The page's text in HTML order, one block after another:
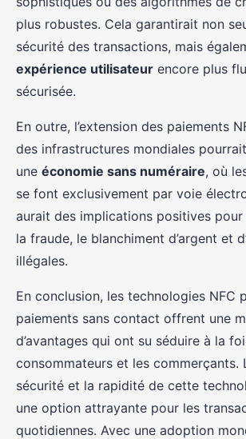
plus robustes. Cela garantirait non
sécurité des transactions, mais
expérience utilisateur encore plus
sécurisée.
En outre, l’extension des paiements
des infrastructures mondiales
une économie sans numéraire, où
se font exclusivement par voie
aurait des implications positives
la fraude, le blanchiment d’argent et
illégales.
En conclusion, les technologies NFC
paiements sans contact offrent une
d’avantages qui ont su séduire à la
consommateurs et les commerçants.
sécurité et la rapidité de cette
une option attrayante pour les
quotidiennes. Avec une adoption